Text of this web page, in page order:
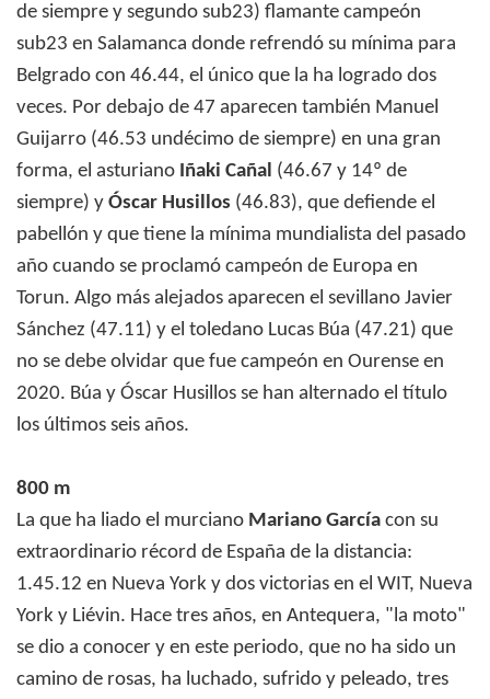
de siempre y segundo sub23) flamante campeón
sub23 en Salamanca donde refrendó su mínima para
Belgrado con 46.44, el único que la ha logrado dos
veces. Por debajo de 47 aparecen también Manuel
Guijarro (46.53 undécimo de siempre) en una gran
forma, el asturiano Iñaki Cañal (46.67 y 14º de
siempre) y Óscar Husillos (46.83), que defiende el
pabellón y que tiene la mínima mundialista del pasado
año cuando se proclamó campeón de Europa en
Torun. Algo más alejados aparecen el sevillano Javier
Sánchez (47.11) y el toledano Lucas Búa (47.21) que
no se debe olvidar que fue campeón en Ourense en
2020. Búa y Óscar Husillos se han alternado el título
los últimos seis años.
800 m
La que ha liado el murciano Mariano García con su
extraordinario récord de España de la distancia:
1.45.12 en Nueva York y dos victorias en el WIT, Nueva
York y Liévin. Hace tres años, en Antequera, "la moto"
se dio a conocer y en este periodo, que no ha sido un
camino de rosas, ha luchado, sufrido y peleado, tres